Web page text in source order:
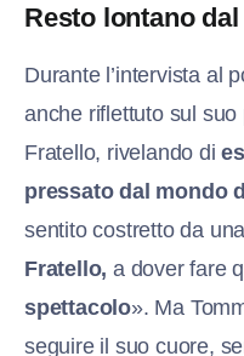
Resto lontano
Durante l’intervista al
anche riflettuto sul
Fratello, rivelando di
pressato dal mondo
sentito costretto da
Fratello, a dover fare
spettacolo». Ma
seguire il suo cuore,